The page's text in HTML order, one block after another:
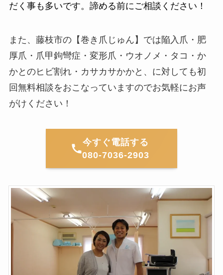
だく事も多いです。諦める前にご相談ください！
また、藤枝市の【巻き爪じゅん】では陥入爪・肥
厚爪・爪甲鉤彎症・変形爪・ウオノメ・タコ・か
かとのヒビ割れ・カサカサかかと、に対しても初
回無料相談をおこなっていますのでお気軽にお声
がけください！
今すぐ電話する
080-7036-2903